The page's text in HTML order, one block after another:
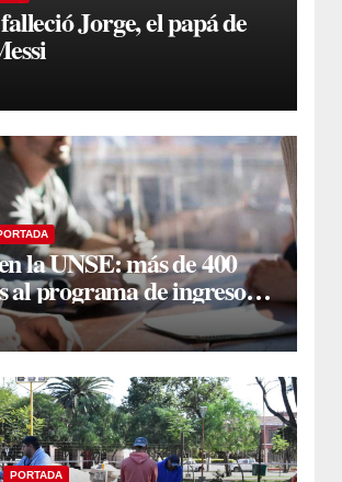
Jorge, el papá de
la UNSE: más de 400
al programa de ingreso
PORTADA